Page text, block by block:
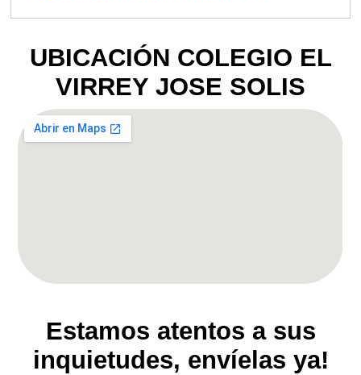
UBICACIÓN COLEGIO EL
VIRREY JOSE SOLIS
Estamos atentos a sus
inquietudes, envíelas ya!